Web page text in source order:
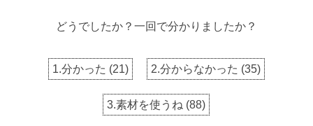
どうでしたか？一回で分かりましたか？
1.分かった (21) 2.分からなかった (35)
3.素材を使うね (88)